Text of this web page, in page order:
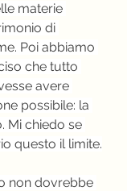
materie
di
Poi abbiamo
che tutto
avere
possibile: la
Mi chiedo se
questo il limite.
non dovrebbe